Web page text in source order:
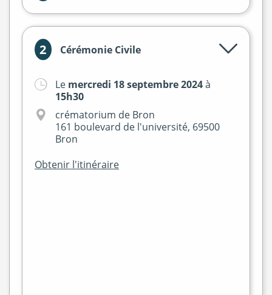
2 Cérémonie Civile
Le mercredi 18 septembre 2024à
15h30
crématorium de Bron
161 boulevard de l'université, 69500
Bron
Obtenir l'itinéraire